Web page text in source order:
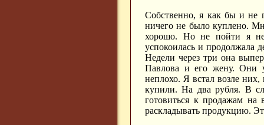
Собственно, я как бы и не
ничего не было куплено.
хорошо. Но не пойти я не
успокоилась и продолжала
Недели через три она
Павлова и его жену. Они
неплохо. Я встал возле
купили. На два рубля. В
готовиться к продажам
раскладывать продукцию.